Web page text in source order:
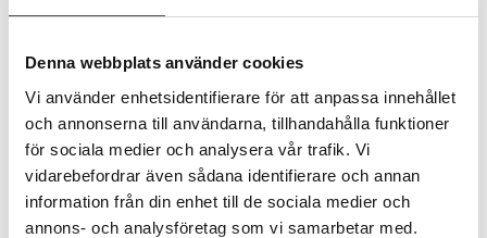
Denna webbplats använder cookies
Vi använder enhetsidentifierare för att anpassa innehållet
och annonserna till användarna, tillhandahålla funktioner
för sociala medier och analysera vår trafik. Vi
vidarebefordrar även sådana identifierare och annan
information från din enhet till de sociala medier och
annons- och analysföretag som vi samarbetar med.
Säljs per styck.
Bandbredd 20 mm
Yttermått: 19 x 25 mm
Grovlek 3 mm
Artikelnummer:
750706s